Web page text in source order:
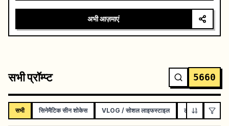
अभी आज़माएं
सभी प्रॉम्प्ट 5660
सभी सिनेमैटिक सीन शोकेस VLOG / सोशल लाइफस्टाइल लघु फिल्म